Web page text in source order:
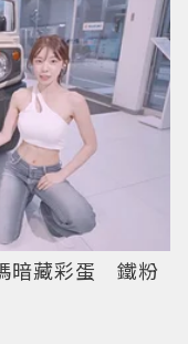
暗藏彩蛋 鐵粉